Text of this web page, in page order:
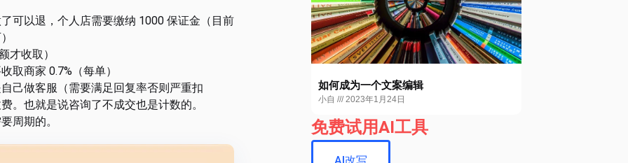
可以退，个人店需要缴纳 1000 保证金（目前
才收取）
取商家 0.7%（每单）
己做客服（需要满足回复率否则严重扣
。也就是说咨询了不成交也是计数的。
周期的。
如何成为一个文案编辑
小自 2023年1月24日
免费试用AI工具